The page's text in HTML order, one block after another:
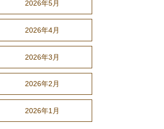
2026年5月
2026年4月
2026年3月
2026年2月
2026年1月